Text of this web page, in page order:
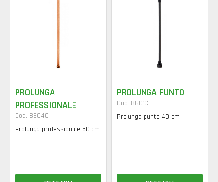
PROLUNGA
PROFESSIONALE
Cod. 8604C
Prolunga professionale 50 cm
PROLUNGA PUNTO
Cod. 8601C
Prolunga punto 40 cm